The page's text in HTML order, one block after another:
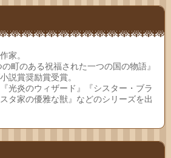
家。
町のある祝福された一つの国の物語』
説賞奨励賞受賞。
光炎のウィザード』『シスター・ブラ
タ家の優雅な獣』などのシリーズを出